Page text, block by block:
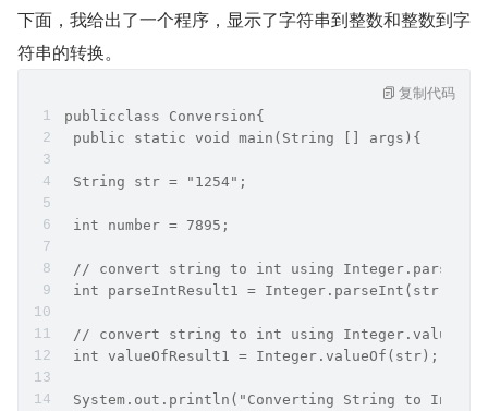
下面，我给出了一个程序，显示了字符串到整数和整数到字
符串的转换。
publicclass Conversion{
public static void main(String [] args){
String str = "1254";
int number = 7895;
// convert string to int using
int parseIntResult1 = Integer.parseInt(str);
// convert string to int using Integer.valueOf()
int valueOfResult1 = Integer.valueOf(str);
System.out.println("Converting String to
复制代码